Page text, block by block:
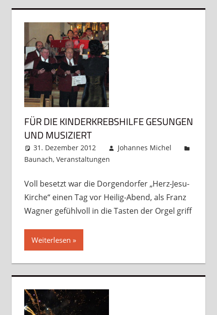
FÜR DIE KINDERKREBSHILFE GESUNGEN
UND MUSIZIERT
31. Dezember 2012
Johannes Michel
Baunach, Veranstaltungen
Voll besetzt war die Dorgendorfer „Herz-Jesu-
Kirche“ einen Tag vor Heilig-Abend, als Franz
Wagner gefühlvoll in die Tasten der Orgel griff
Weiterlesen